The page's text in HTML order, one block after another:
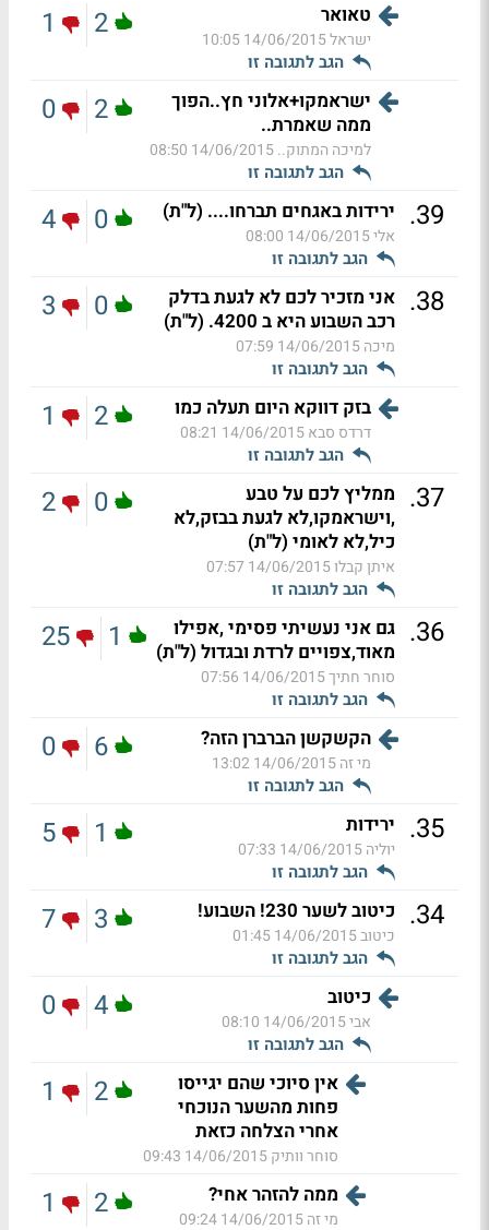
טאואר
ישראל14/06/2015 10:05
הגב לתגובה זו
2
1
ישראמקו+אלוני חץ..הפוך
ממה שאמרת..
למיכה המתוק..14/06/2015 08:50
הגב לתגובה זו
2
0
39
. ירידות באגחים תברחו.... (ל"ת)
אלי14/06/2015 08:00
הגב לתגובה זו
0
4
38
. אני מזכיר לכם לא לגעת בדלק
רכב השבוע היא ב 4200. (ל"ת)
מיכה14/06/2015 07:59
הגב לתגובה זו
0
3
בזק דווקא היום תעלה כמו
דרדס סבא14/06/2015 08:21
הגב לתגובה זו
2
1
37
. ממליץ לכם על טבע
,וישראמקו,לא לגעת בבזק,לא
כיל,לא לאומי (ל"ת)
איתן קבלו14/06/2015 07:57
הגב לתגובה זו
0
2
36
. גם אני נעשיתי פסימי ,אפילו
מאוד,צפויים לרדת ובגדול (ל"ת)
סוחר חתיך14/06/2015 07:56
הגב לתגובה זו
1
25
הקשקשן הברברן הזה?
מי זה14/06/2015 13:02
הגב לתגובה זו
6
0
35
. ירידות
יוליה14/06/2015 07:33
הגב לתגובה זו
1
5
34
. כיטוב לשער 230! השבוע!
כיטוב14/06/2015 01:45
הגב לתגובה זו
3
7
כיטוב
אבי14/06/2015 08:10
הגב לתגובה זו
4
0
אין סיוכי שהם יגייסו
פחות מהשער הנוכחי
אחרי הצלחה כזאת
סוחר וותיק14/06/2015 09:43
2
1
ממה להזהר אחי?
מי זה14/06/2015 09:24
2
1